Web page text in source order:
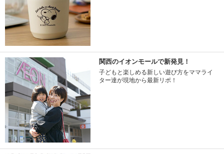
関西のイオンモールで新発見！
子どもと楽しめる新しい遊び方をママライ
ター達が現地から最新リポ！